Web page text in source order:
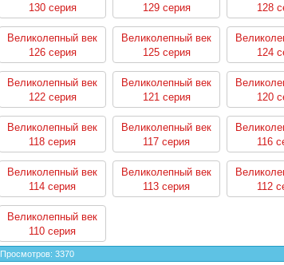
130 серия
129 серия
128
Великолепный век
126 серия
Великолепный век
125 серия
124
Великолепный век
122 серия
Великолепный век
121 серия
120
Великолепный век
118 серия
Великолепный век
117 серия
116
Великолепный век
114 серия
Великолепный век
113 серия
112
Великолепный век
110 серия
Просмотров: 3370